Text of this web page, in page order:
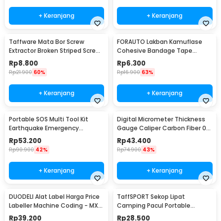
+ Keranjang + Keranjang
Taffware Mata Bor Screw
Extractor Broken Striped Screw
Remover 4 PCS - S2
Rp8.800
Rp21.900 60%
+ Keranjang
FORAUTO Lakban Kamuflase
Cohesive Bandage Tape
Hunting 4.5M 50mm - H10
Rp6.300
Rp16.900 63%
+ Keranjang
Portable SOS Multi Tool Kit
Earthquake Emergency
Outdoor Survival - JT21
Rp53.200
Rp90.900 42%
+ Keranjang
Digital Micrometer Thickness
Gauge Caliper Carbon Fiber 0-
12.7mm - TDT25
Rp43.400
Rp74.900 43%
+ Keranjang
DUODELI Alat Label Harga Price
Labeller Machine Coding - MX-
5500
Rp39.200
TaffSPORT Sekop Lipat
Camping Pacul Portable
Tactical Survival 40cm - 101
Rp28.500